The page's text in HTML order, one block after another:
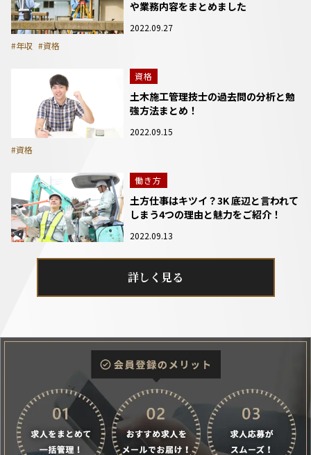
や業務内容をまとめました
2022.09.27
#年収 #資格
資格
土木施工管理技士の過去問の分析と勉
強方法まとめ！
2022.09.15
#資格
働き方
土方仕事はキツイ？3K 底辺と言われて
しまう4つの理由と魅力をご紹介！
2022.09.13
詳しく見る